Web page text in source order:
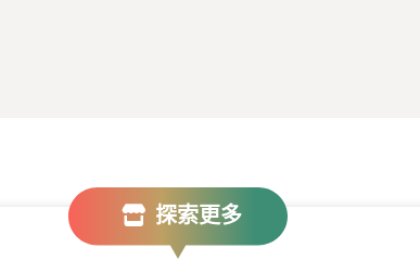
探索更多